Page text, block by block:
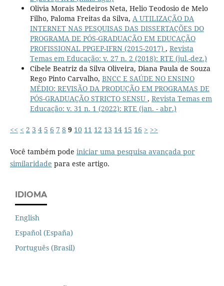
Olivia Morais Medeiros Neta, Helio Teodosio de Melo
Filho, Paloma Freitas da Silva, A UTILIZAÇÃO DA
INTERNET NAS PESQUISAS DAS DISSERTAÇÕES DO
PROGRAMA DE PÓS-GRADUAÇÃO EM EDUCAÇÃO
PROFISSIONAL PPGEP-IFRN (2015-2017) , Revista
Temas em Educação: v. 27 n. 2 (2018): RTE (jul.-dez.)
Cibele Beatriz da Silva Oliveira, Diana Paula de Souza
Rego Pinto Carvalho, BNCC E SAÚDE NO ENSINO
MÉDIO: REVISÃO DA PRODUÇÃO EM PROGRAMAS DE
PÓS-GRADUAÇÃO STRICTO SENSU , Revista Temas em
Educação: v. 31 n. 1 (2022): RTE (jan. - abr.)
<< < 2 3 4 5 6 7 8 9 10 11 12 13 14 15 16 > >>
Você também pode iniciar uma pesquisa avançada por
similaridade para este artigo.
IDIOMA
English
Español (España)
Português (Brasil)